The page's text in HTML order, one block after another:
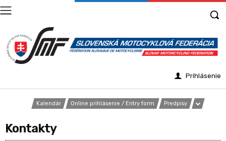
Prihlásenie
Kalendár Online prihlásenie / Entry form Predpisy
Kontakty